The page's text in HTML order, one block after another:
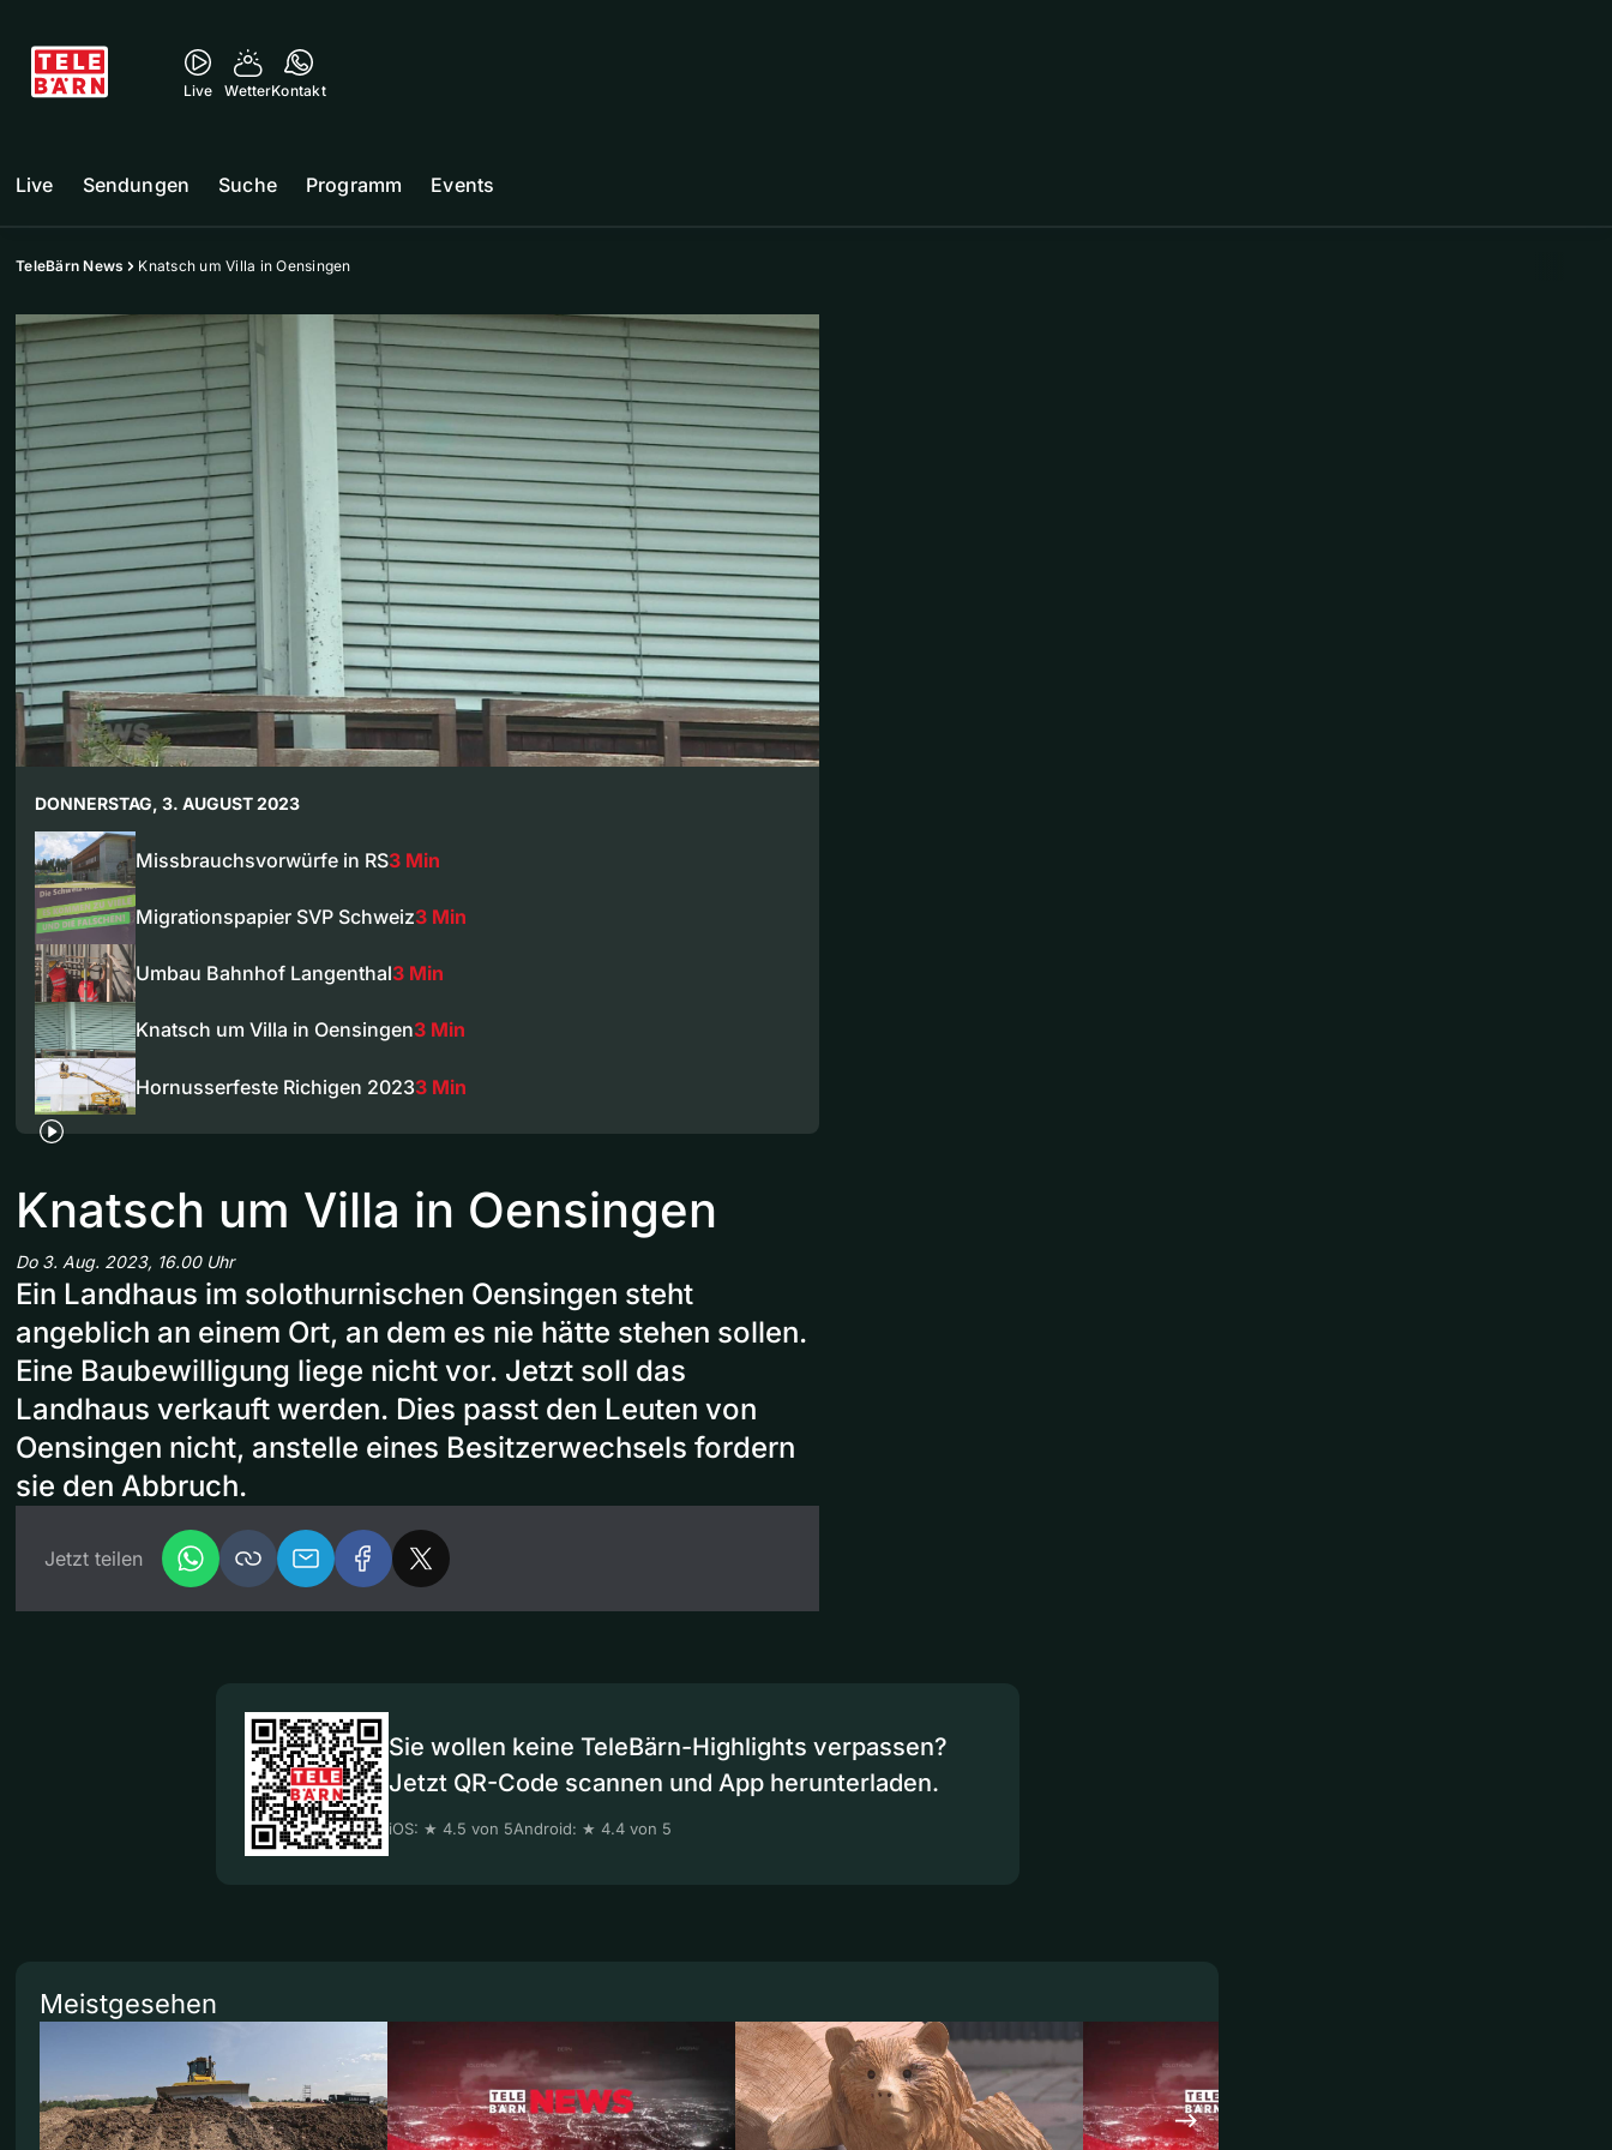
Live WetterKontakt
Live Sendungen Suche Programm Events
TeleBärn News Knatsch um Villa in Oensingen
DONNERSTAG, 3. AUGUST 2023
Missbrauchsvorwürfe in RS3 Min
Migrationspapier SVP Schweiz3 Min
Umbau Bahnhof Langenthal3 Min
Knatsch um Villa in Oensingen3 Min
Hornusserfeste Richigen 20233 Min
Knatsch um Villa in Oensingen
Do 3. Aug. 2023, 16.00 Uhr
Ein Landhaus im solothurnischen Oensingen steht
angeblich an einem Ort, an dem es nie hätte stehen sollen.
Eine Baubewilligung liege nicht vor. Jetzt soll das
Landhaus verkauft werden. Dies passt den Leuten von
Oensingen nicht, anstelle eines Besitzerwechsels fordern
sie den Abbruch.
Jetzt teilen
Sie wollen keine TeleBärn-Highlights verpassen?
Jetzt QR-Code scannen und App herunterladen.
iOS: ★ 4.5 von 5Android: ★ 4.4 von 5
Meistgesehen